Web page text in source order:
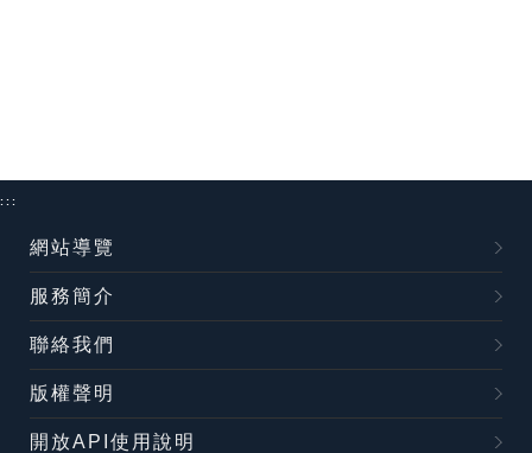
:::
網站導覽
服務簡介
聯絡我們
版權聲明
開放API使用說明